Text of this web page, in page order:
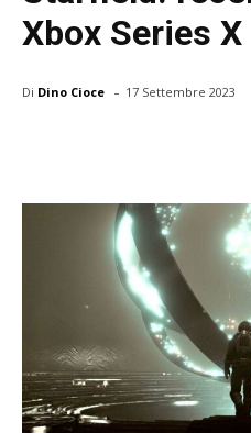
Xbox Series X
Di Dino Cioce - 17 Settembre 2023